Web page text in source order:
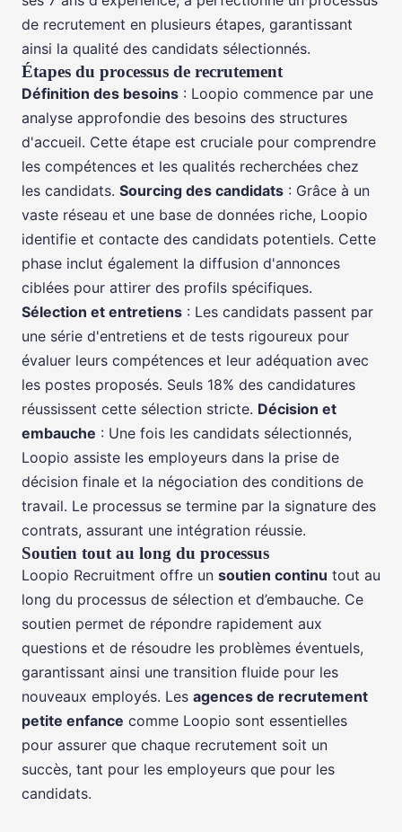
de recrutement en plusieurs étapes, garantissant
ainsi la qualité des candidats sélectionnés.
Étapes du processus de recrutement
Définition des besoins : Loopio commence par une
analyse approfondie des besoins des structures
d'accueil. Cette étape est cruciale pour comprendre
les compétences et les qualités recherchées chez
les candidats. Sourcing des candidats : Grâce à un
vaste réseau et une base de données riche, Loopio
identifie et contacte des candidats potentiels. Cette
phase inclut également la diffusion d'annonces
ciblées pour attirer des profils spécifiques.
Sélection et entretiens : Les candidats passent par
une série d'entretiens et de tests rigoureux pour
évaluer leurs compétences et leur adéquation avec
les postes proposés. Seuls 18% des candidatures
réussissent cette sélection stricte. Décision et
embauche : Une fois les candidats sélectionnés,
Loopio assiste les employeurs dans la prise de
décision finale et la négociation des conditions de
travail. Le processus se termine par la signature des
contrats, assurant une intégration réussie.
Soutien tout au long du processus
Loopio Recruitment offre un soutien continu tout au
long du processus de sélection et d’embauche. Ce
soutien permet de répondre rapidement aux
questions et de résoudre les problèmes éventuels,
garantissant ainsi une transition fluide pour les
nouveaux employés. Les agences de recrutement
petite enfance comme Loopio sont essentielles
pour assurer que chaque recrutement soit un
succès, tant pour les employeurs que pour les
candidats.